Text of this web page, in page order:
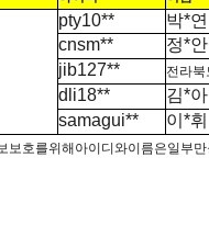
pty10**
박*연
cnsm**
정*안
jib127**
전라북
dli18**
김*아
samagui**
이*휘
보호를위해 아이디와이름은일부만